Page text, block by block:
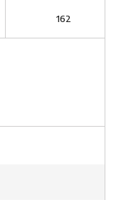
162